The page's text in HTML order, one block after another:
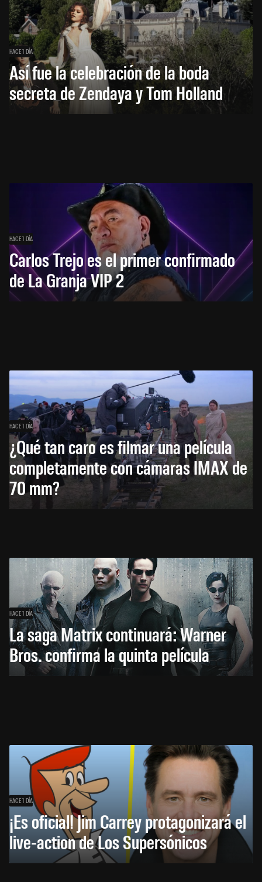
HACE 1 DÍA
Así fue la celebración de la boda
secreta de Zendaya y Tom Holland
HACE 1 DÍA
Carlos Trejo es el primer confirmado
de La Granja VIP 2
HACE 1 DÍA
¿Qué tan caro es filmar una película
completamente con cámaras IMAX de
70 mm?
HACE 1 DÍA
La saga Matrix continuará: Warner
Bros. confirma la quinta película
HACE 1 DÍA
¡Es oficial! Jim Carrey protagonizará el
live-action de Los Supersónicos